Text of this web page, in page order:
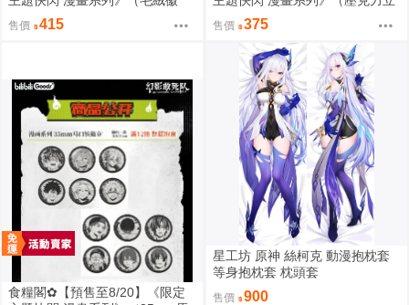
章）惡靈剋星／幻影敢死隊／主
題快閃／宍喰野虎落／是岸遊人
售價 415
牌）惡靈剋星／幻影敢死隊／主
題快閃／宍喰野虎落／是岸遊人
／觀崎薰／多聞康太郎／壹宮昊
售價 375
食糧閣✿【預售至8/20】《限定
星工坊 原神 絲柯克 動漫抱枕套
等身抱枕套 枕頭套
售價 900